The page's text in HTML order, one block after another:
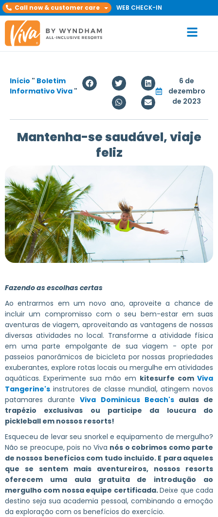
Call now & customer care WEB CHECK-IN
Início " Boletim
Informativo Viva "
6 de
dezembro
de 2023
Mantenha-se saudável, viaje
feliz
Fazendo as escolhas certas
Ao entrarmos em um novo ano, aproveite a chance de
incluir um compromisso com o seu bem-estar em suas
aventuras de viagem, aproveitando as vantagens de nossas
diversas atividades no local. Transforme a atividade física
em uma parte empolgante de sua viagem - opte por
passeios panorâmicos de bicicleta por nossas propriedades
exuberantes, explore rotas locais ou mergulhe em atividades
aquáticas. Experimente sua mão em kitesurfe com Viva
Tangerine's instrutores de classe mundial, atingem novos
patamares duranteViva Dominicus Beach'saulas de
trapézio exclusivas ou participe da loucura do
pickleball em nossos resorts!
Esqueceu de levar seu snorkel e equipamento de mergulho?
Não se preocupe, pois no Viva nós o cobrimos como parte
de nossos benefícios com tudo incluído. E para aqueles
que se sentem mais aventureiros, nossos resorts
oferecem uma aula gratuita de introdução ao
mergulho com nossa equipe certificada.Deixe que cada
destino seja sua academia pessoal, combinando a emoção
da exploração com os benefícios do exercício.